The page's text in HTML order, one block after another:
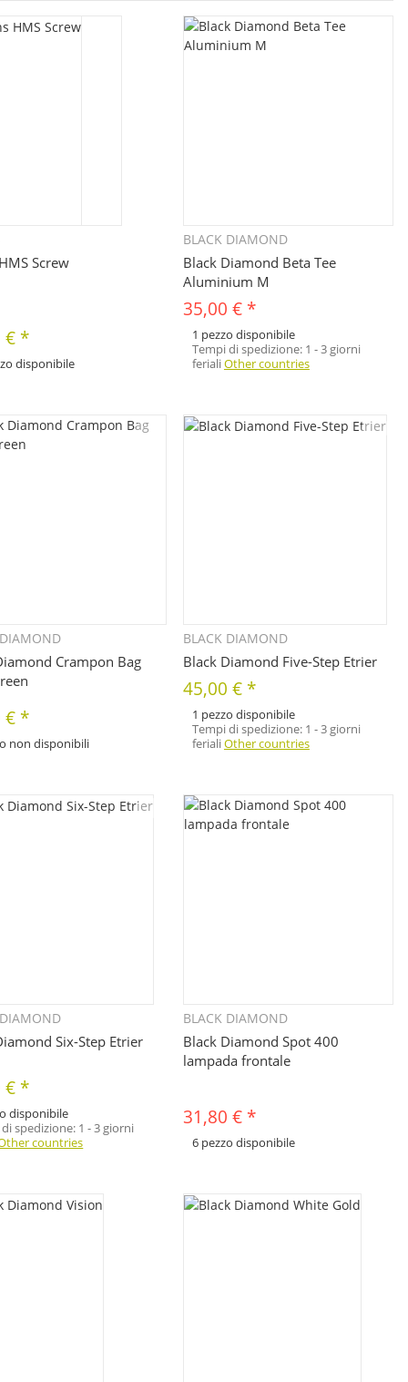
Screw
€ *
disponibile
Quickbuy
BLACK DIAMOND
Black Diamond Beta Tee
Aluminium M
35,00 € *
1 pezzo disponibile
Tempi di spedizione: 1 - 3 giorni
ferialiOther countries
Quickbuy
Crampon Bag
€ *
non disponibili
Quickbuy
BLACK DIAMOND
Black Diamond Five-Step Etrier
45,00 € *
1 pezzo disponibile
Tempi di spedizione: 1 - 3 giorni
ferialiOther countries
Quickbuy
Six-Step Etrier
€ *
disponibile
spedizione: 1 - 3 giorni
countries
Quickbuy
BLACK DIAMOND
Black Diamond Spot 400
lampada frontale
31,80 € *
6 pezzo disponibile